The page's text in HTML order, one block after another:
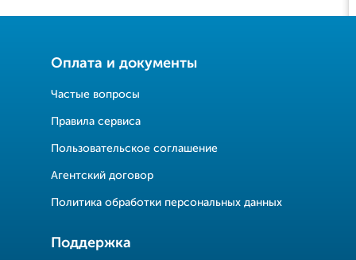
Оплата и документы
Частые вопросы
Правила сервиса
Пользовательское соглашение
Агентский договор
Политика обработки персональных данных
Поддержка